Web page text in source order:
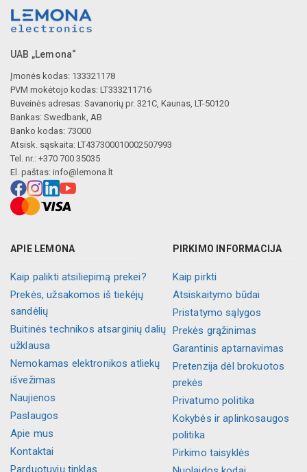
UAB „Lemona“
Įmonės kodas: 133321178
PVM mokėtojo kodas: LT333211716
Buveinės adresas: Savanorių pr. 321C, Kaunas, LT-50120
Bankas: Swedbank, AB
Banko kodas: 73000
Atsisk. sąskaita: LT437300010002507993
Tel. nr.: +370 700 35035
El. paštas: info@lemona.lt
APIE LEMONA
Kaip palikti atsiliepimą prekei?
Prekės, užsakomos iš tiekėjų
sandėlių
Buitinės technikos atsarginių dalių
užklausa
Nemokamas elektronikos atliekų
išvežimas
Naujienos
Paslaugos
Apie mus
Kontaktai
Parduotuvių tinklas
PIRKIMO INFORMACIJA
Kaip pirkti
Atsiskaitymo būdai
Pristatymo sąlygos
Prekės grąžinimas
Garantinis aptarnavimas
Pretenzija dėl brokuotos
prekės
Privatumo politika
Kokybės ir aplinkosaugos
politika
Pirkimo taisyklės